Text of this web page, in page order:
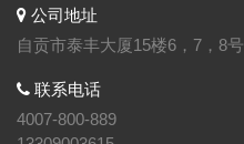
公司地址
自贡市泰丰大厦15楼6，7，8号
联系电话
4007-800-889